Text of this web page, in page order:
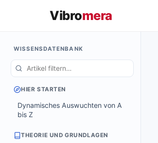
Vibromera
WISSENSDATENBANK
HIER STARTEN
Dynamisches Auswuchten von A
bis Z
THEORIE UND GRUNDLAGEN